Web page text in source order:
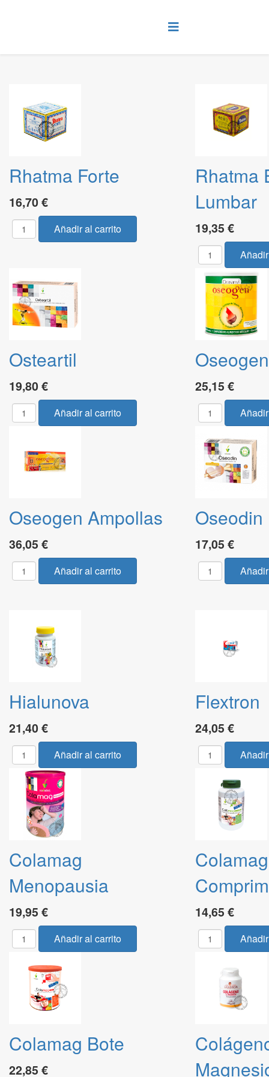
Rhatma Forte
16,70 €
Rhatma
Lumbar
19,35 €
Osteartil
19,80 € 25,15 €
Oseogen Ampollas
36,05 €
Oseodin
17,05 €
Hialunova
21,40 €
Flextron
24,05 €
Colamag
Menopausia
19,95 €
Colamag
14,65 €
Colamag Bote
22,85 €